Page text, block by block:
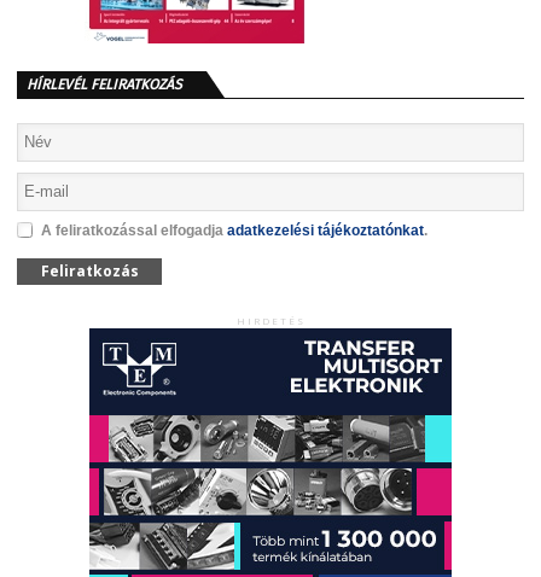
HÍRLEVÉL FELIRATKOZÁS
A feliratkozással elfogadja adatkezelési tájékoztatónkat.
Feliratkozás
HIRDETÉS